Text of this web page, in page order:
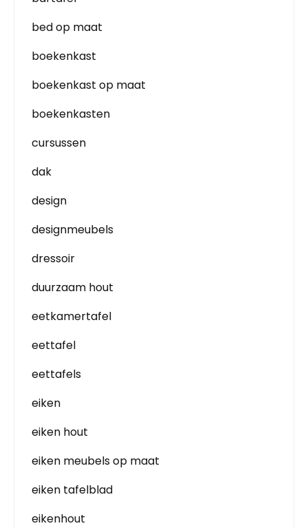
bed op maat
boekenkast
boekenkast op maat
boekenkasten
cursussen
dak
design
designmeubels
dressoir
duurzaam hout
eetkamertafel
eettafel
eettafels
eiken
eiken hout
eiken meubels op maat
eiken tafelblad
eikenhout